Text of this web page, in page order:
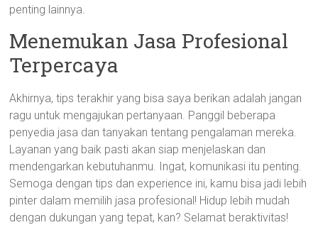
penting lainnya.
Menemukan Jasa Profesional
Terpercaya
Akhirnya, tips terakhir yang bisa saya berikan adalah jangan
ragu untuk mengajukan pertanyaan. Panggil beberapa
penyedia jasa dan tanyakan tentang pengalaman mereka.
Layanan yang baik pasti akan siap menjelaskan dan
mendengarkan kebutuhanmu. Ingat, komunikasi itu penting.
Semoga dengan tips dan experience ini, kamu bisa jadi lebih
pinter dalam memilih jasa profesional! Hidup lebih mudah
dengan dukungan yang tepat, kan? Selamat beraktivitas!